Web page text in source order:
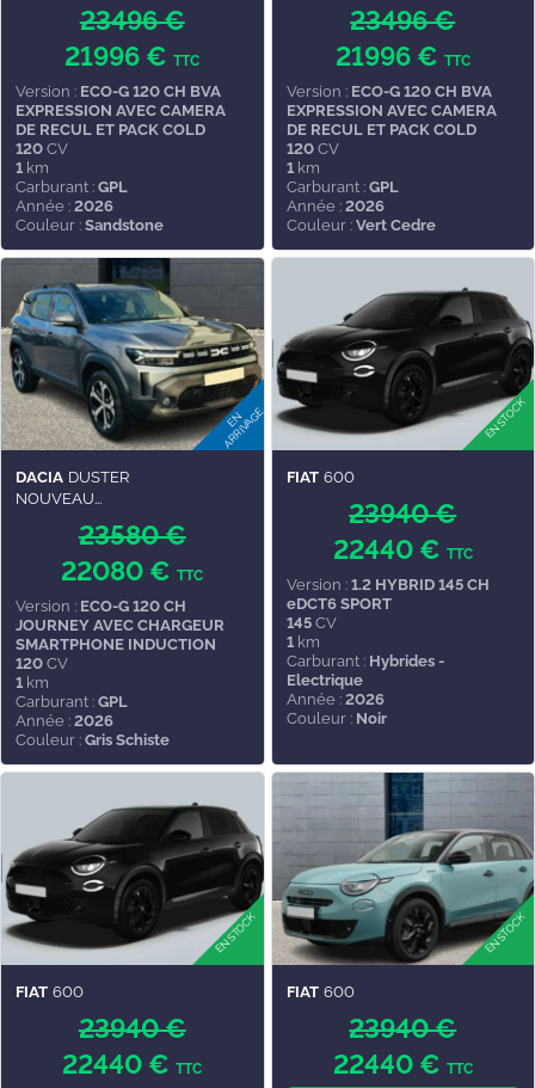
23496 €
21996 €TTC
Version : ECO-G 120 CH BVA
EXPRESSION AVEC CAMERA
DE RECUL ET PACK COLD
120 CV
1 km
Carburant : GPL
Année : 2026
Couleur : Sandstone
23496 €
21996 € TTC
Version : ECO-G 120 CH BVA
EXPRESSION AVEC CAMERA
DE RECUL ET PACK COLD
120CV
1km
Carburant : GPL
Année : 2026
Couleur : Vert Cedre
DACIA DUSTER
NOUVEAU...
23580 €
22080 €TTC
Version : ECO-G 120 CH
JOURNEY AVEC CHARGEUR
SMARTPHONE INDUCTION
120 CV
1 km
Carburant : GPL
Année : 2026
Couleur : Gris Schiste
FIAT 600
23940 €
22440 € TTC
Version : 1.2 HYBRID 145 CH
eDCT6 SPORT
145CV
1km
Carburant : Hybrides -
Electrique
Année : 2026
Couleur : Noir
FIAT 600
23940 €
22440 €TTC
FIAT 600
23940 €
22440 € TTC